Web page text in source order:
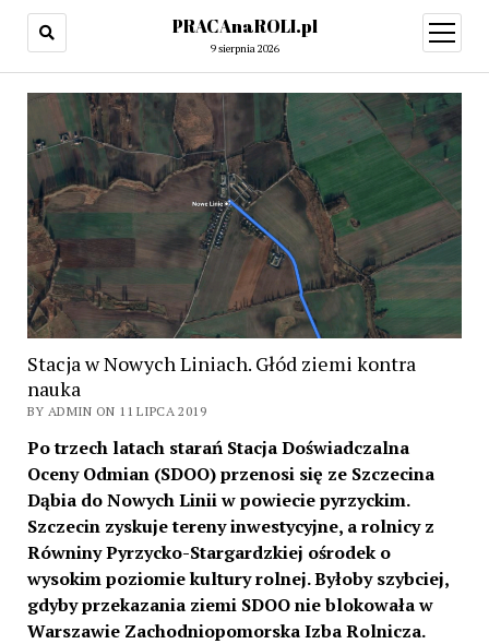
PRACAnaROLI.pl
9 sierpnia 2026
open
menu
Stacja w Nowych Liniach. Głód ziemi kontra
nauka
BY ADMIN ON 11 LIPCA 2019
Po trzech latach starań Stacja Doświadczalna
Oceny Odmian (SDOO) przenosi się ze Szczecina
Dąbia do Nowych Linii w powiecie pyrzyckim.
Szczecin zyskuje tereny inwestycyjne, a rolnicy z
Równiny Pyrzycko-Stargardzkiej ośrodek o
wysokim poziomie kultury rolnej. Byłoby szybciej,
gdyby przekazania ziemi SDOO nie blokowała w
Warszawie Zachodniopomorska Izba Rolnicza.